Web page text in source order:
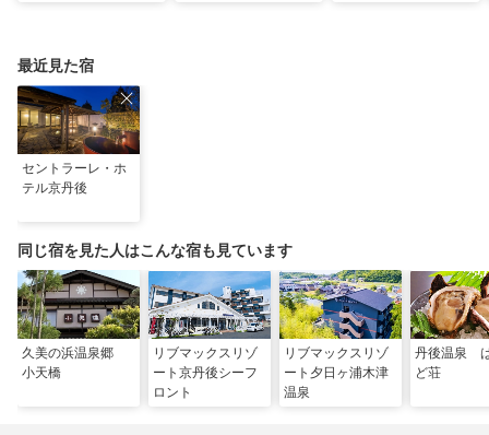
最近見た宿
セントラーレ・ホ
テル京丹後
同じ宿を見た人はこんな宿も見ています
久美の浜温泉郷
小天橋
リブマックスリゾ
ート京丹後シーフ
ロント
リブマックスリゾ
ート夕日ヶ浦木津
温泉
丹後温泉
ど荘